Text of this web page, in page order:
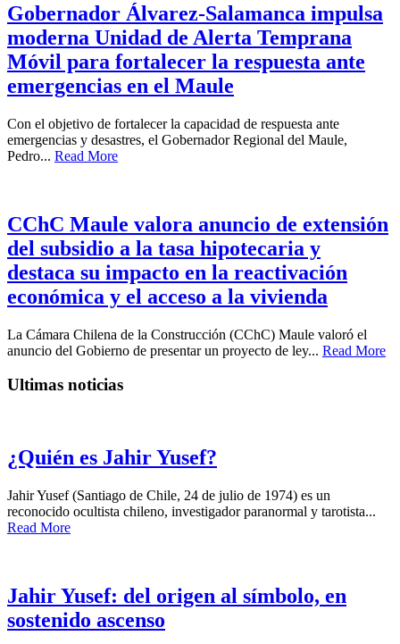
Gobernador Álvarez-Salamanca impulsa
moderna Unidad de Alerta Temprana
Móvil para fortalecer la respuesta ante
emergencias en el Maule
Con el objetivo de fortalecer la capacidad de respuesta ante
emergencias y desastres, el Gobernador Regional del Maule,
Pedro... Read More
CChC Maule valora anuncio de extensión
del subsidio a la tasa hipotecaria y
destaca su impacto en la reactivación
económica y el acceso a la vivienda
La Cámara Chilena de la Construcción (CChC) Maule valoró el
anuncio del Gobierno de presentar un proyecto de ley... Read More
Ultimas noticias
¿Quién es Jahir Yusef?
Jahir Yusef (Santiago de Chile, 24 de julio de 1974) es un
reconocido ocultista chileno, investigador paranormal y tarotista...
Read More
Jahir Yusef: del origen al símbolo, en
sostenido ascenso